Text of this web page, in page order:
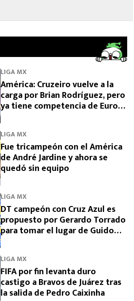
LIGA MX
América: Cruzeiro vuelve a la
carga por Brian Rodríguez, pero
ya tiene competencia de Europa
LIGA MX
Fue tricampeón con el América
de André Jardine y ahora se
quedó sin equipo
LIGA MX
DT campeón con Cruz Azul es
propuesto por Gerardo Torrado
para tomar el lugar de Guido
LIGA MX
FIFA por fin levanta duro
castigo a Bravos de Juárez tras
la salida de Pedro Caixinha